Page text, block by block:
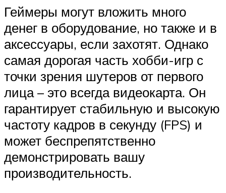
Геймеры могут вложить много
денег в оборудование, но также и в
аксессуары, если захотят. Однако
самая дорогая часть хобби-игр с
точки зрения шутеров от первого
лица – это всегда видеокарта. Он
гарантирует стабильную и высокую
частоту кадров в секунду (FPS) и
может беспрепятственно
демонстрировать вашу
производительность.